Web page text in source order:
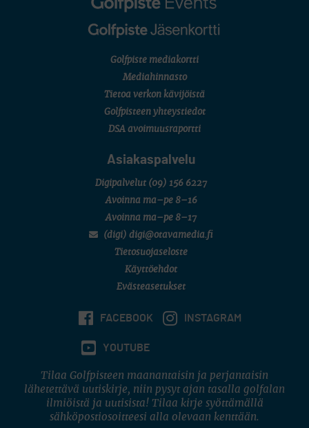
Golfpiste mediakortti
Mediahinnasto
Tietoa verkon kävijöistä
Golfpisteen yhteystiedot
DSA avoimuusraportti
Asiakaspalvelu
Digipalvelut (09) 156 6227
Avoinna ma–pe 8–16
Avoinna ma–pe 8–17
(digi) digi@otavamedia.fi
Tietosuojaseloste
Käyttöehdot
Evästeasetukset
FACEBOOK INSTAGRAM
YOUTUBE
Tilaa Golfpisteen maanantaisin ja perjantaisin
lähetettävä uutiskirje, niin pysyt ajan tasalla golfalan
ilmiöistä ja uutisista! Tilaa kirje syöttämällä
sähköpostiosoitteesi alla olevaan kenttään.